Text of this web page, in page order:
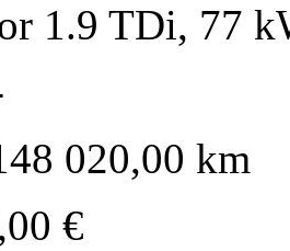
1.9 TDi, 77
020,00 km
€